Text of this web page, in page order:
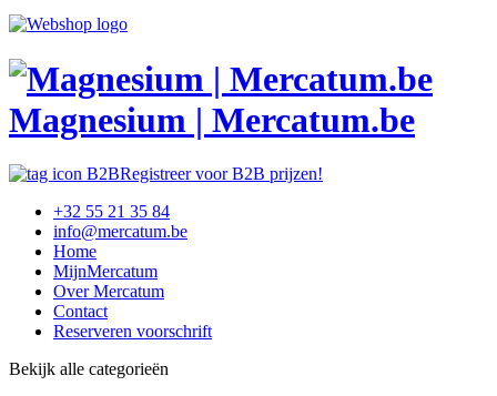
Magnesium | Mercatum.be
Registreer voor B2B prijzen!
+32 55 21 35 84
info@mercatum.be
Home
MijnMercatum
Over Mercatum
Contact
Reserveren voorschrift
Bekijk alle categorieën